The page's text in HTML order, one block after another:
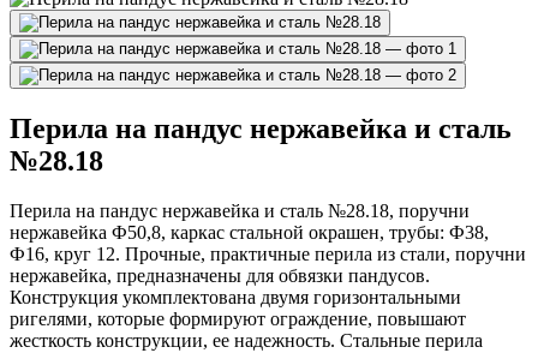
Перила на пандус нержавейка и сталь
№28.18
Перила на пандус нержавейка и сталь №28.18, поручни
нержавейка Ф50,8, каркас стальной окрашен, трубы: Ф38,
Ф16, круг 12. Прочные, практичные перила из стали, поручни
нержавейка, предназначены для обвязки пандусов.
Конструкция укомплектована двумя горизонтальными
ригелями, которые формируют ограждение, повышают
жесткость конструкции, ее надежность. Стальные перила